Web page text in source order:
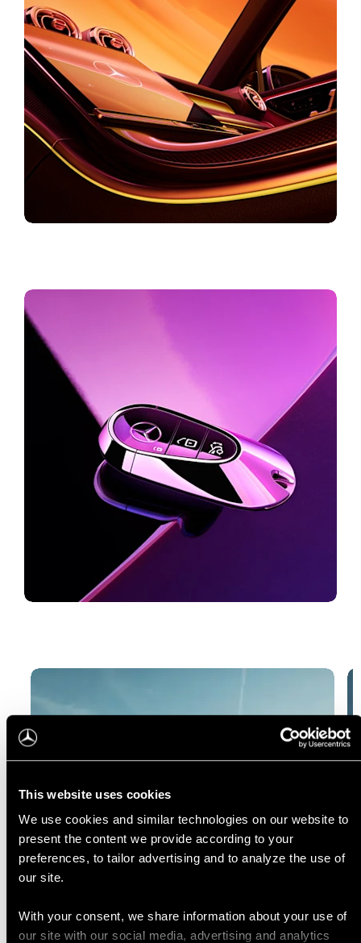
This website uses cookies
We use cookies and similar technologies on our website to
present the content we provide according to your
preferences, to tailor advertising and to analyze the use of
our site.
With your consent, we share information about your use of
our site with our social media, advertising and analytics